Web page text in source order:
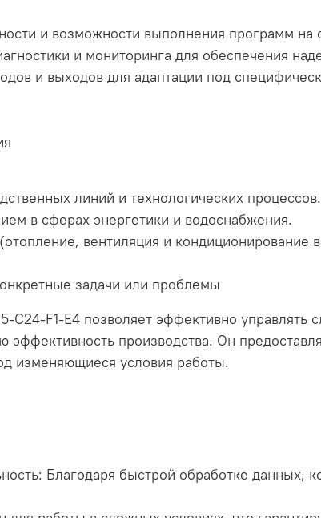
и возможности выполнения программ на
и мониторинга для обеспечения
и выходов для адаптации под
линий и технологических процессов.
в сферах энергетики и водоснабжения.
вентиляция и кондиционирование
задачи или проблемы
C24-F1-E4 позволяет эффективно
производства. Он
изменяющиеся условия работы.
Благодаря быстрой обработке данных,